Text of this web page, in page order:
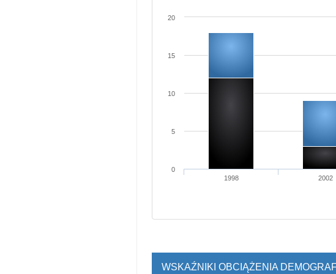
1998 2002
0
5
10
15
20
WSKAŹNIKI OBCIĄŻENIA